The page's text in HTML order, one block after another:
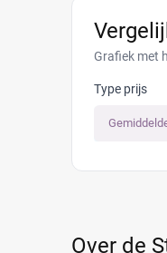
Grafiek met
Type prijs
Over de